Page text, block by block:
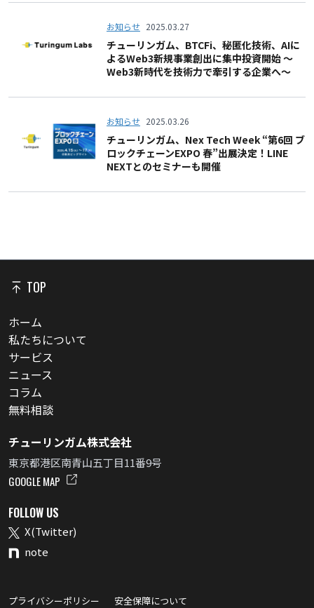
お知らせ 2025.03.27
チューリンガム、BTCFi、秘匿化技術、AIに
よるWeb3新規事業創出に集中投資開始 〜
Web3新時代を技術力で牽引する企業へ〜
お知らせ 2025.03.26
チューリンガム、Nex Tech Week “第6回 ブ
ロックチェーンEXPO 春”出展決定！LINE
NEXTとのセミナーも開催
TOP
ホーム
私たちについて
サービス
ニュース
コラム
無料相談
チューリンガム株式会社
東京都港区南青山五丁目11番9号
GOOGLE MAP
FOLLOW US
X(Twitter)
note
プライバシーポリシー 安全保障について